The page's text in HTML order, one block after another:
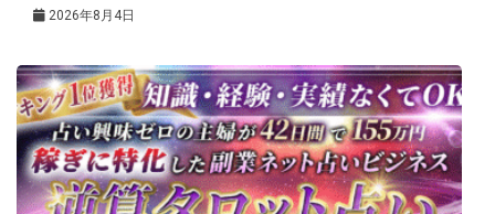
2026年8月4日